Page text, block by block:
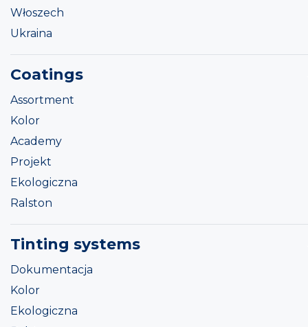
Włoszech
Ukraina
Coatings
Assortment
Kolor
Academy
Projekt
Ekologiczna
Ralston
Tinting systems
Dokumentacja
Kolor
Ekologiczna